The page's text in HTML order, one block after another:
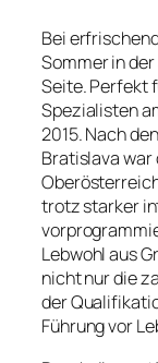
Bei
Sommer in
Seite. Perfekt
Spezialisten
2015. Nach
Bratislava war
trotz starker
Lebwohl aus
nicht nur die
der
Führung vor